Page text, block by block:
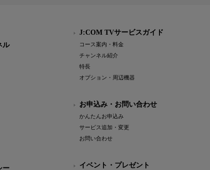
ル
ー
J:COM TVサービスガイド
コース案内・料金
チャンネル紹介
特長
オプション・周辺機器
お申込み・お問い合わせ
かんたんお申込み
サービス追加・変更
お問い合わせ
イベント・プレゼント